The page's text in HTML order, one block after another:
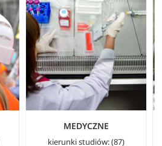
MEDYCZNE
kierunki studiów: (87)